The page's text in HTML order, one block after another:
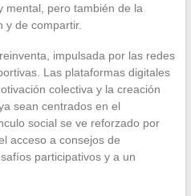
mental, pero también de la
y de compartir.
impulsada por las redes
Las plataformas digitales
colectiva y la creación
sean centrados en el
social se ve reforzado por
acceso a consejos de
participativos y a un